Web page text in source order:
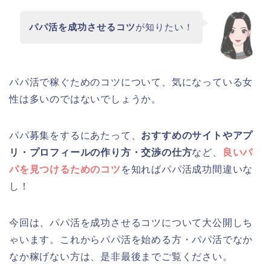
パパ活を成功させるコツが知りたい！
パパ活で稼ぐためのコツについて、気になっている女
性は多いのではないでしょうか。
パパ募集をするにあたって、 おすすめのサイトやアプ
リ・プロフィールの作り方・交渉の仕方など、
良いパ
パを見つけるためのコツ を知ればパパ活成功間違いな
し！
今回は、パパ活を成功させるコツについて大公開しち
ゃいます。これからパパ活を始める方・パパ活でなか
なか稼げない方は、是非最後までご覧ください。